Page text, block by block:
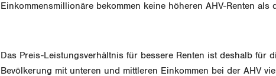
Einkommensmillionäre bekommen keine höheren AHV-Renten als
Das Preis-Leistungsverhältnis für bessere Renten ist deshalb für
Bevölkerung mit unteren und mittleren Einkommen bei der AHV